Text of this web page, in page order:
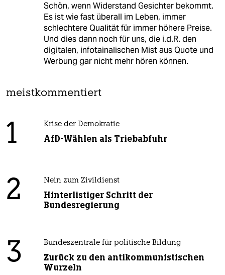
Schön, wenn Widerstand Gesichter bekommt.
Es ist wie fast überall im Leben, immer
schlechtere Qualität für immer höhere Preise.
Und dies dann noch für uns, die i.d.R. den
digitalen, infotainalischen Mist aus Quote und
Werbung gar nicht mehr hören können.
meistkommentiert
1 Krise der Demokratie
AfD-Wählen als Triebabfuhr
2 Nein zum Zivildienst
Hinterlistiger Schritt der
Bundesregierung
3 Bundeszentrale für politische Bildung
Zurück zu den antikommunistischen
Wurzeln